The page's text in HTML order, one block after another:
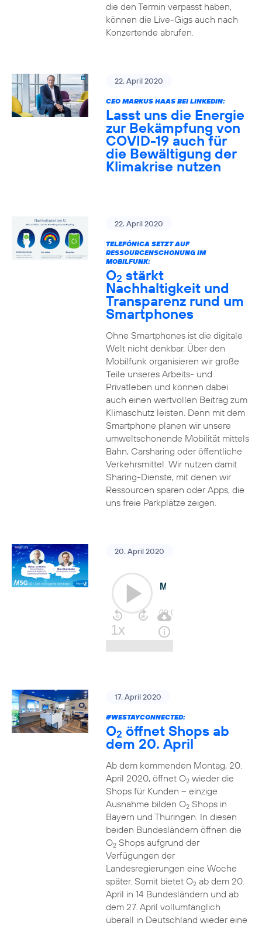
die den Termin verpasst haben,
können die Live-Gigs auch nach
Konzertende abrufen.
22. April 2020
CEO MARKUS HAAS BEI LINKEDIN:
Lasst uns die Energie
zur Bekämpfung von
COVID-19 auch für
die Bewältigung der
Klimakrise nutzen
22. April 2020
TELEFÓNICA SETZT AUF
RESSOURCENSCHONUNG IM
MOBILFUNK:
O2 stärkt
Nachhaltigkeit und
Transparenz rund um
Smartphones
Ohne Smartphones ist die digitale
Welt nicht denkbar. Über den
Mobilfunk organisieren wir große
Teile unseres Arbeits- und
Privatleben und können dabei
auch einen wertvollen Beitrag zum
Klimaschutz leisten. Denn mit dem
Smartphone planen wir unsere
umweltschonende Mobilität mittels
Bahn, Carsharing oder öffentliche
Verkehrsmittel. Wir nutzen damit
Sharing-Dienste, mit denen wir
Ressourcen sparen oder Apps, die
uns freie Parkplätze zeigen.
20. April 2020
17. April 2020
#WESTAYCONNECTED:
O2 öffnet Shops ab
dem 20. April
Ab dem kommenden Montag, 20.
April 2020, öffnet O2wieder die
Shops für Kunden – einzige
Ausnahme bilden O2Shops in
Bayern und Thüringen. In diesen
beiden Bundesländern öffnen die
O2Shops aufgrund der
Verfügungen der
Landesregierungen eine Woche
später. Somit bietet O2ab dem 20.
April in 14 Bundesländern und ab
dem 27. April vollumfänglich
überall in Deutschland wieder eine